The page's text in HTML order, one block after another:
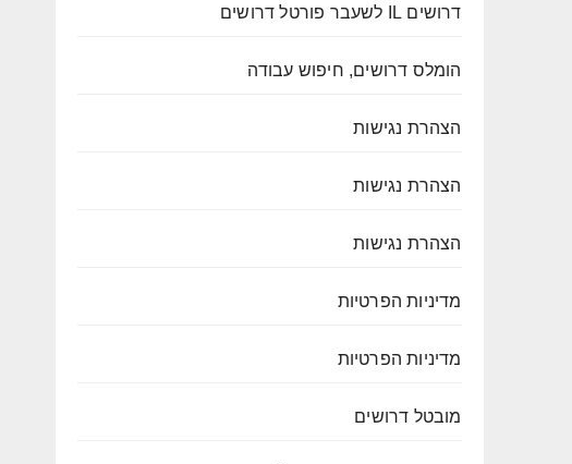
דרושים IL לשעבר פורטל דרושים
הומלס דרושים, חיפוש עבודה
הצהרת נגישות
הצהרת נגישות
הצהרת נגישות
מדיניות הפרטיות
מדיניות הפרטיות
מובטל דרושים